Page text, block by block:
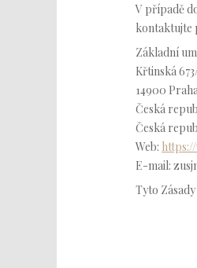
V případě
kontaktujte
Základní
Křtinská
14900 Praha
Česká
Česká
Web:
E-mail:
Tyto